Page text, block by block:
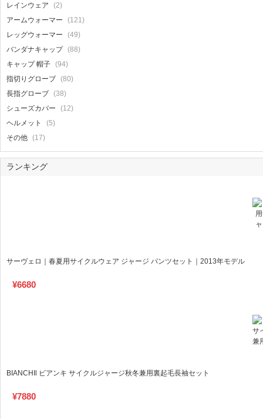
レインウェア
(2)
アームウォーマー
(121)
レッグウォーマー
(49)
バンダナキャップ (88)
キャップ 帽子 (94)
指切りグローブ (80)
長指グローブ (38)
シューズカバー
(12)
ヘルメット
(5)
その他 (17)
ランキング
サーヴェロ｜春夏用サイクルウェア ジャージ パンツセット｜2013年モデル
¥6680
BIANCHIl ビアンキ サイクルジャージ秋冬兼用裏起毛長袖セット
¥7880